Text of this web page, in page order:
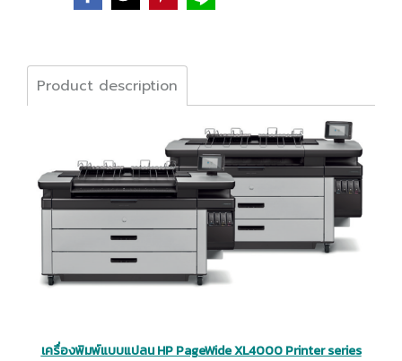
Product description
เครื่องพิมพ์แบบแปลน HP PageWide XL4000 Printer series